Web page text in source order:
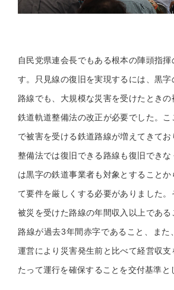
自民党県連会長でもある根本の陣頭指揮
す。只見線の復旧を実現するには、黒
路線でも、大規模な災害を受けたとき
鉄道軌道整備法の改正が必要でした。
で被害を受ける鉄道路線が増えてきて
整備法では復旧できる路線も復旧でき
は黒字の鉄道事業者も対象とすること
て要件を厳しくする必要がありました
被災を受けた路線の年間収入以上である
路線が過去3年間赤字であること、また
運営により災害発生前と比べて経営収
たって運行を確保することを交付基準と